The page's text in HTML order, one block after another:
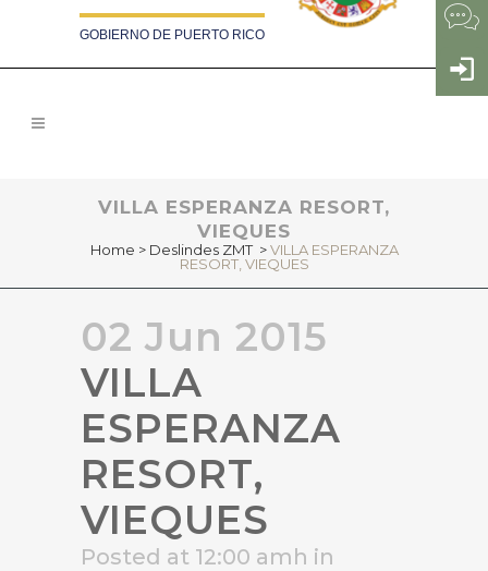
GOBIERNO DE PUERTO RICO
VILLA ESPERANZA RESORT,
VIEQUES
Home > Deslindes ZMT >VILLA ESPERANZA
RESORT, VIEQUES
02 Jun 2015
VILLA
ESPERANZA
RESORT,
VIEQUES
Posted at 12:00 amh in